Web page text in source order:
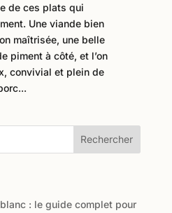
de ces plats qui
Une viande bien
maîtrisée, une belle
piment à côté, et l’on
convivial et plein de
Rechercher
: le guide complet pour